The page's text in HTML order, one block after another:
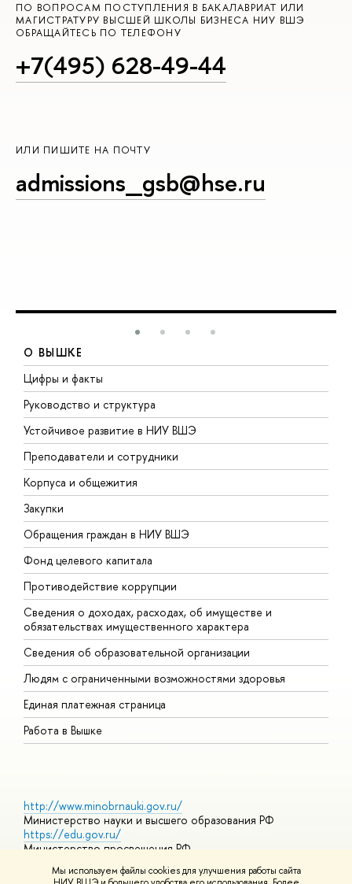
Мы используем файлы cookies для улучшения работы сайта
ПО ВОПРОСАМ ПОСТУПЛЕНИЯ В БАКАЛАВРИАТ ИЛИ
МАГИСТРАТУРУ ВЫСШЕЙ ШКОЛЫ БИЗНЕСА НИУ ВШЭ
ОБРАЩАЙТЕСЬ ПО ТЕЛЕФОНУ
+7(495) 628-49-44
ИЛИ ПИШИТЕ НА ПОЧТУ
admissions_gsb@hse.ru
О ВЫШКЕ
Цифры и факты
Руководство и структура
Устойчивое развитие в НИУ ВШЭ
Преподаватели и сотрудники
Корпуса и общежития
Закупки
Обращения граждан в НИУ ВШЭ
Фонд целевого капитала
Противодействие коррупции
Сведения о доходах, расходах, об имуществе и
обязательствах имущественного характера
Сведения об образовательной организации
Людям с ограниченными возможностями здоровья
Единая платежная страница
Работа в Вышке
http://www.minobrnauki.gov.ru/
Министерство науки и высшего образования РФ
https://edu.gov.ru/
Министерство просвещения РФ
https://elearning.hse.ru/mooc
Массовые открытые онлайн-курсы